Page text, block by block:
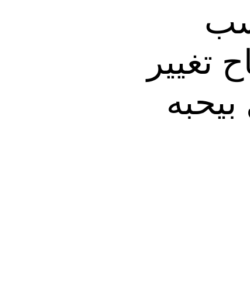
تغيير